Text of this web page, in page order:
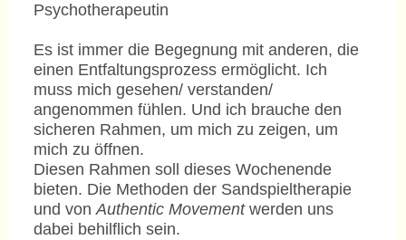
Psychotherapeutin
Es ist immer die Begegnung mit anderen, die
einen Entfaltungsprozess ermöglicht. Ich
muss mich gesehen/ verstanden/
angenommen fühlen. Und ich brauche den
sicheren Rahmen, um mich zu zeigen, um
mich zu öffnen.
Diesen Rahmen soll dieses Wochenende
bieten. Die Methoden der Sandspieltherapie
und vonAuthentic Movement werden uns
dabei behilflich sein.